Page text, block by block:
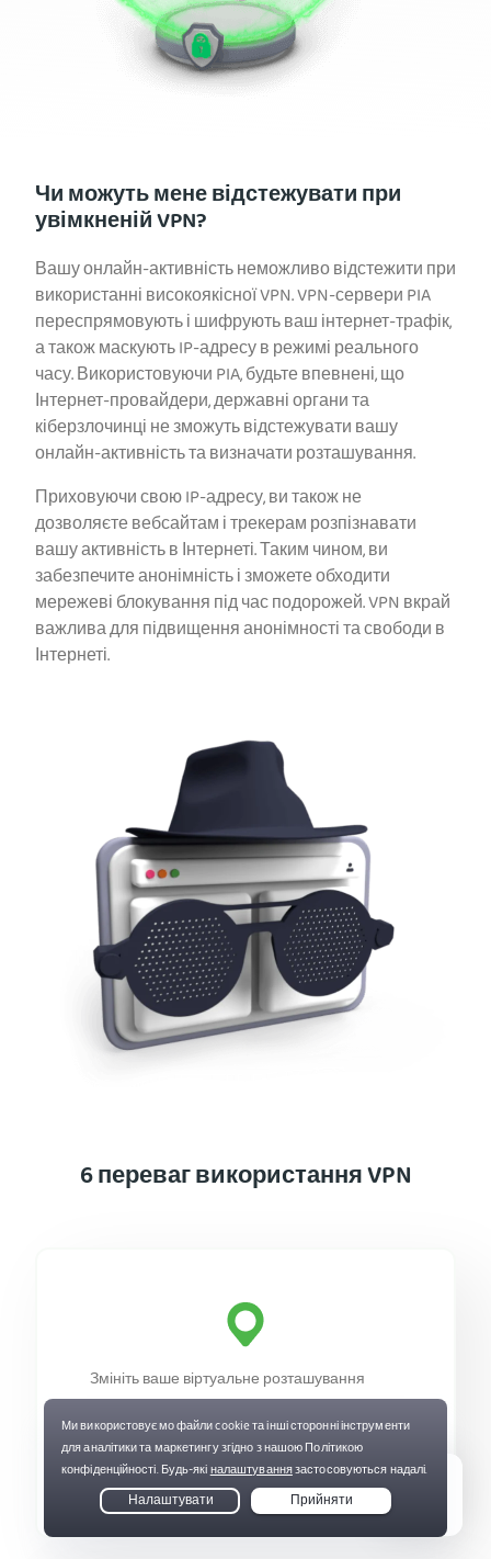
Чи можуть мене відстежувати при
увімкненій VPN?
Вашу онлайн-активність неможливо відстежити при
використанні високоякісної VPN. VPN-сервери PIA
переспрямовують і шифрують ваш інтернет-трафік,
а також маскують IP-адресу в режимі реального
часу. Використовуючи PIA, будьте впевнені, що
Інтернет-провайдери, державні органи та
кіберзлочинці не зможуть відстежувати вашу
онлайн-активність та визначати розташування.
Приховуючи свою IP-адресу, ви також не
дозволяєте вебсайтам і трекерам розпізнавати
вашу активність в Інтернеті. Таким чином, ви
забезпечите анонімність і зможете обходити
мережеві блокування під час подорожей. VPN вкрай
важлива для підвищення анонімності та свободи в
Інтернеті.
6 переваг використання VPN
Змініть ваше віртуальне розташування
Оберіть вашу онлайн-локацію,
під'єднавшись до великої мережі VPN-
серверів NextGen від PIA. Вона охоплює 50
країну, включаючи всі 50 штатів США.